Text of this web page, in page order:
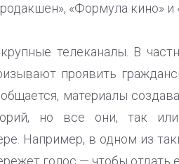
«Формула кино»
телеканалы. В
проявить
материалы
но все они, так
Например, в одном из
голос — чтобы отдать